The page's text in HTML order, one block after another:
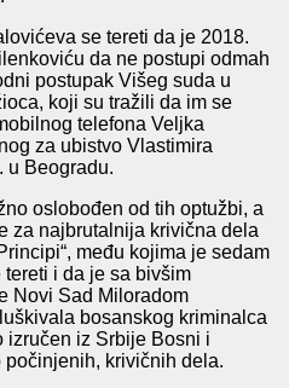
se tereti da je 2018.
da ne postupi odmah
postupak Višeg suda u
koji su tražili da im se
telefona Veljka
za ubistvo Vlastimira
u Beogradu.
oslobođen od tih optužbi, a
za najbrutalnija krivična dela
među kojima je sedam
i da je sa bivšim
Novi Sad Miloradom
bosanskog kriminalca
izručen iz Srbije Bosni i
krivičnih dela.